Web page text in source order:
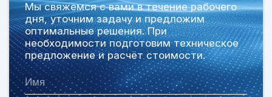
Мы свяжемся с вами в течение рабочего
дня, уточним задачу и предложим
оптимальные решения. При
необходимости подготовим техническое
предложение и расчёт стоимости.